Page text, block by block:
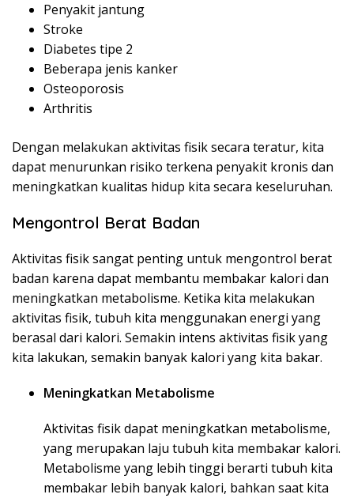
Penyakit jantung
Stroke
Diabetes tipe 2
Beberapa jenis kanker
Osteoporosis
Arthritis
Dengan melakukan aktivitas fisik secara teratur, kita
dapat menurunkan risiko terkena penyakit kronis dan
meningkatkan kualitas hidup kita secara keseluruhan.
Mengontrol Berat Badan
Aktivitas fisik sangat penting untuk mengontrol berat
badan karena dapat membantu membakar kalori dan
meningkatkan metabolisme. Ketika kita melakukan
aktivitas fisik, tubuh kita menggunakan energi yang
berasal dari kalori. Semakin intens aktivitas fisik yang
kita lakukan, semakin banyak kalori yang kita bakar.
Meningkatkan Metabolisme
Aktivitas fisik dapat meningkatkan metabolisme,
yang merupakan laju tubuh kita membakar kalori.
Metabolisme yang lebih tinggi berarti tubuh kita
membakar lebih banyak kalori, bahkan saat kita